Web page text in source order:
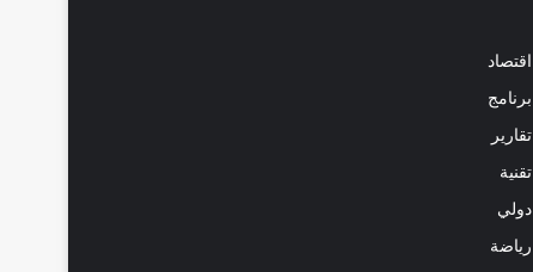
اقتصاد
برنامج
تقارير
تقنية
دولي
رياضة